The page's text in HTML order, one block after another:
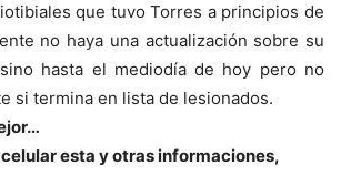
que tuvo Torres a principios de
no haya una actualización sobre su
hasta el mediodía de hoy pero no
si termina en lista de lesionados.
esta y otras informaciones,